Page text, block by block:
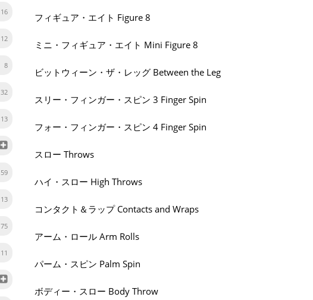
16
12
8
32
13
59
13
75
11
フィギュア・エイト Figure 8
ミニ・フィギュア・エイト Mini Figure 8
ビットウィーン・ザ・レッグ Between the Leg
スリー・フィンガー・スピン 3 Finger Spin
フォー・フィンガー・スピン 4 Finger Spin
スロー Throws
ハイ・スロー High Throws
コンタクト＆ラップ Contacts and Wraps
アーム・ロール Arm Rolls
パーム・スピン Palm Spin
ボディー・スロー Body Throw